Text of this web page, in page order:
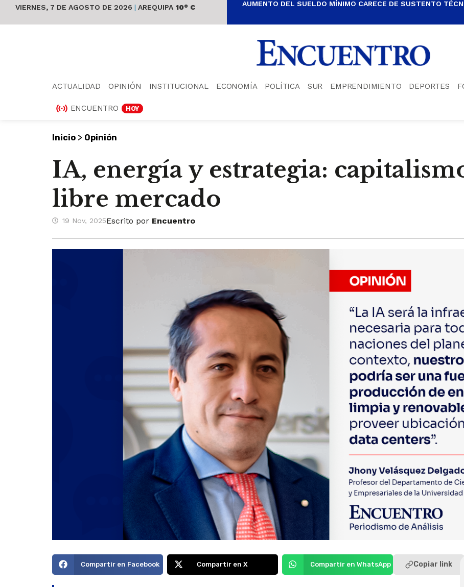
VIERNES, 7 DE AGOSTO DE 2026 | AREQUIPA 10° C AUMENTO DEL SUELDO MÍNIMO CARECE DE SUSTENTO
ACTUALIDAD OPINIÓN INSTITUCIONAL ECONOMÍA POLÍTICA SUR EMPRENDIMIENTO DEPORTES
ENCUENTRO HOY
Inicio > Opinión
IA, energía y estrategia:
libre mercado
19 Nov, 2025Escrito por Encuentro
Compartir en Facebook Compartir en X Compartir en WhatsApp Copiar link